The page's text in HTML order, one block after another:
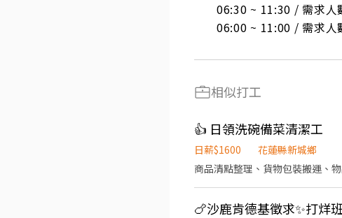
06:30 ~ 11:30 / 需求人
06:00 ~ 11:00 / 需求人
相似打工
👍 日領洗碗備菜清潔工
日薪$1600
花蓮縣新城鄉
商品清點整理、貨物包裝搬運、
🍗沙鹿肯德基徵求✨打烊